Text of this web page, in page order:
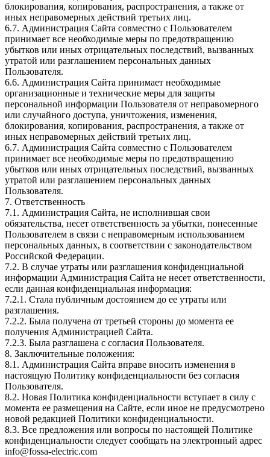
блокирования, копирования, распространения, а также от
иных неправомерных действий третьих лиц.
6.7. Администрация Сайта совместно с Пользователем
принимает все необходимые меры по предотвращению
убытков или иных отрицательных последствий, вызванных
утратой или разглашением персональных данных
Пользователя.
6.6. Администрация Сайта принимает необходимые
организационные и технические меры для защиты
персональной информации Пользователя от неправомерного
или случайного доступа, уничтожения, изменения,
блокирования, копирования, распространения, а также от
иных неправомерных действий третьих лиц.
6.7. Администрация Сайта совместно с Пользователем
принимает все необходимые меры по предотвращению
убытков или иных отрицательных последствий, вызванных
утратой или разглашением персональных данных
Пользователя.
7. Ответственность
7.1. Администрация Сайта, не исполнившая свои
обязательства, несет ответственность за убытки, понесенные
Пользователем в связи с неправомерным использованием
персональных данных, в соответствии с законодательством
Российской Федерации.
7.2. В случае утраты или разглашения конфиденциальной
информации Администрация Сайта не несет ответственности,
если данная конфиденциальная информация:
7.2.1. Стала публичным достоянием до ее утраты или
разглашения.
7.2.2. Была получена от третьей стороны до момента ее
получения Администрацией Сайта.
7.2.3. Была разглашена с согласия Пользователя.
8. Заключительные положения:
8.1. Администрация Сайта вправе вносить изменения в
настоящую Политику конфиденциальности без согласия
Пользователя.
8.2. Новая Политика конфиденциальности вступает в силу с
момента ее размещения на Сайте, если иное не предусмотрено
новой редакцией Политики конфиденциальности.
8.3. Все предложения или вопросы по настоящей Политике
конфиденциальности следует сообщать на электронный адрес
info@fossa-electric.com